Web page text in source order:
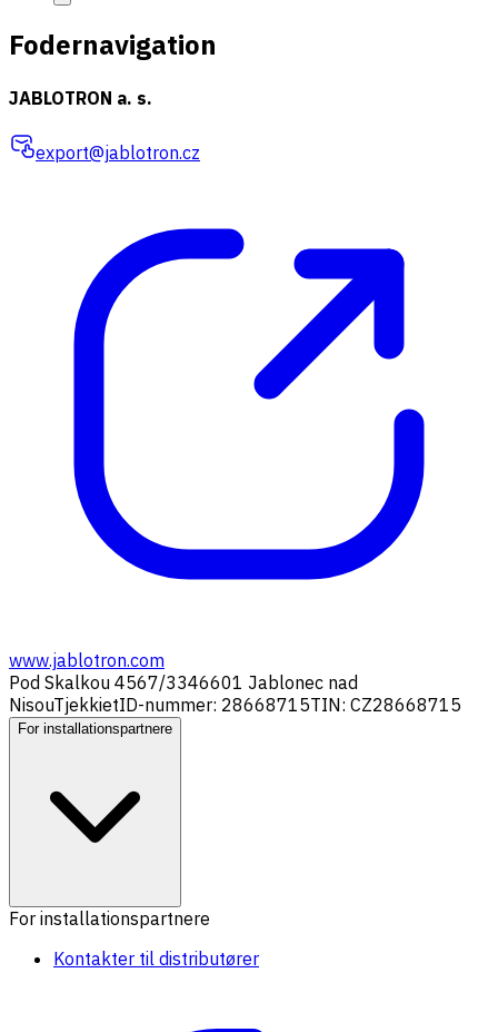
Fodernavigation
JABLOTRON a. s.
export@jablotron.cz
www.jablotron.com
Pod Skalkou 4567/3346601 Jablonec nad
NisouTjekkietID-nummer: 28668715TIN: CZ28668715
For installationspartnere
For installationspartnere
Kontakter til distributører